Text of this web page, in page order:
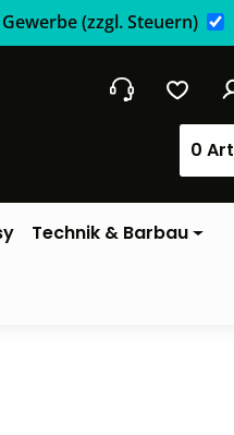
Gewerbe(zzgl. Steuern)
0
Technik & Barbau